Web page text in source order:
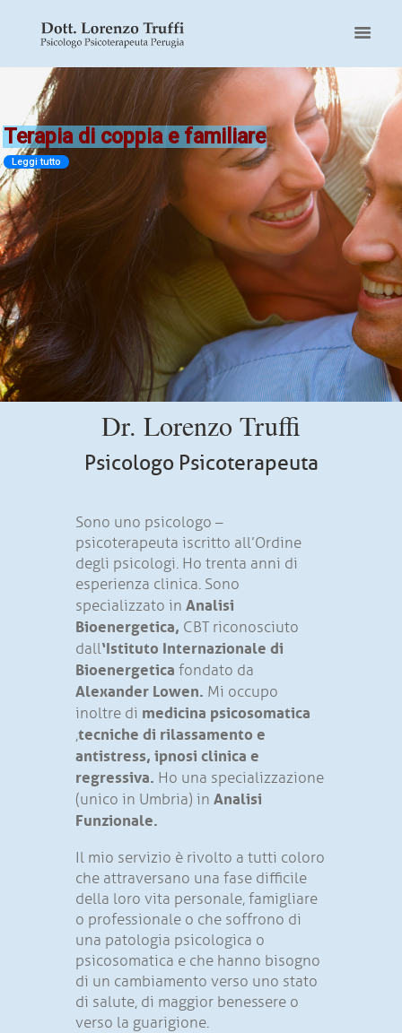
Terapia di coppia e familiare
Leggi tutto
Dr. Lorenzo Truffi
Psicologo Psicoterapeuta
Sono uno psicologo –
psicoterapeuta iscritto all’Ordine
degli psicologi. Ho trenta anni di
esperienza clinica. Sono
specializzato in Analisi
Bioenergetica, CBT riconosciuto
dall‘Istituto Internazionale di
Bioenergetica fondato da
Alexander Lowen. Mi occupo
inoltre di medicina psicosomatica
,tecniche di rilassamento e
antistress, ipnosi clinica e
regressiva. Ho una specializzazione
(unico in Umbria) in Analisi
Funzionale.
Il mio servizio è rivolto a tutti coloro
che attraversano una fase difficile
della loro vita personale, famigliare
o professionale o che soffrono di
una patologia psicologica o
psicosomatica e che hanno bisogno
di un cambiamento verso uno stato
di salute, di maggior benessere o
verso la guarigione.